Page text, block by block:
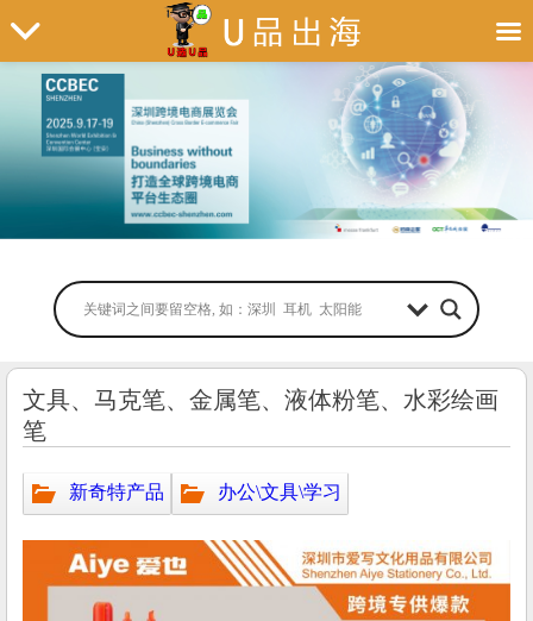
文具、马克笔、金属笔、液体粉笔、水彩绘画
笔
新奇特产品 办公\文具\学习